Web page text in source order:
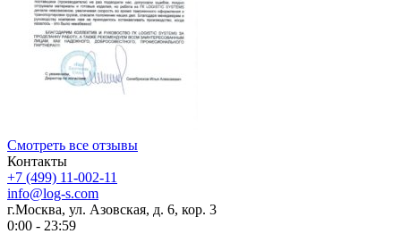
Смотреть все отзывы
Контакты
+7 (499) 11-002-11
info@log-s.com
г.Москва, ул. Азовская, д. 6, кор. 3
0:00 - 23:59